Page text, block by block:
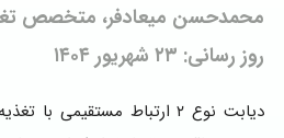
محمدحسن میعادفر، متخصص
روز رسانی: ۲۳ شهریور ۱۴۰۴
دیابت نوع ۲ ارتباط مستقیمی